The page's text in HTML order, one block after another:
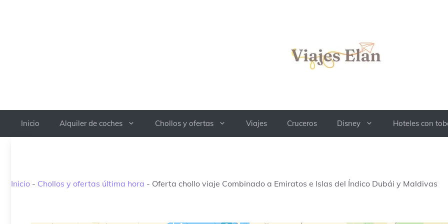
Inicio Alquiler de coches Chollos y ofertas Viajes Cruceros Disney Hoteles con
Inicio - Chollos y ofertas última hora - Oferta chollo viaje Combinado a Emiratos e Islas del Índico Dubái y Maldivas